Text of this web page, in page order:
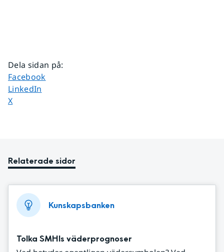
Dela sidan på:
Dela sidan på
Facebook
Dela sidan på
LinkedIn
Dela sidan på
X
Relaterade sidor
Kunskapsbanken
Tolka SMHIs väderprognoser